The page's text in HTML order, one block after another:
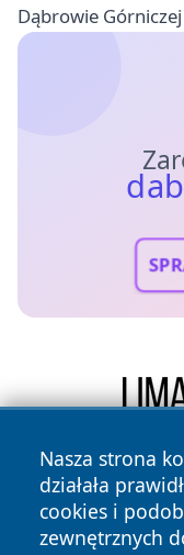
Dąbrowie
Nasza strona
działała
cookies i
zewnętrznych